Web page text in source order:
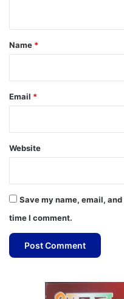
*
Name *
Email *
Website
Save my name, email,
time I comment.